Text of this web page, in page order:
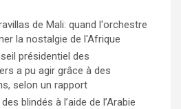
de Mali: quand l'orchestre
la nostalgie de l'Afrique
présidentiel des
a pu agir grâce à des
selon un rapport
blindés à l’aide de l’Arabie